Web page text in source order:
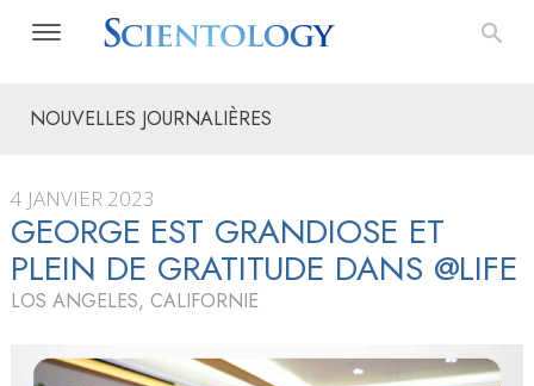
NOUVELLES JOURNALIÈRES
4 JANVIER 2023
GEORGE EST GRANDIOSE ET
PLEIN DE GRATITUDE DANS @LIFE
LOS ANGELES, CALIFORNIE